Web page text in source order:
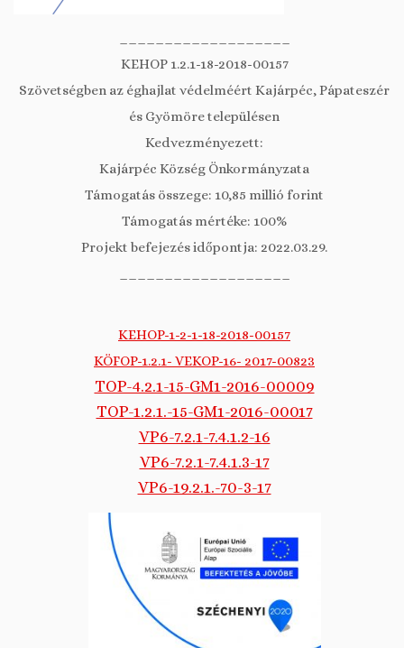
KEHOP 1.2.1-18-2018-00157
Szövetségben az éghajlat védelméért Kajárpéc, Pápateszér
és Gyömöre településen
Kedvezményezett:
Kajárpéc Község Önkormányzata
Támogatás összege: 10,85 millió forint
Támogatás mértéke: 100%
Projekt befejezés időpontja: 2022.03.29.
KEHOP-1-2-1-18-2018-00157
KÖFOP-1.2.1- VEKOP-16- 2017-00823
TOP-4.2.1-15-GM1-2016-00009
TOP-1.2.1.-15-GM1-2016-00017
VP6-7.2.1-7.4.1.2-16
VP6-7.2.1-7.4.1.3-17
VP6-19.2.1.-70-3-17